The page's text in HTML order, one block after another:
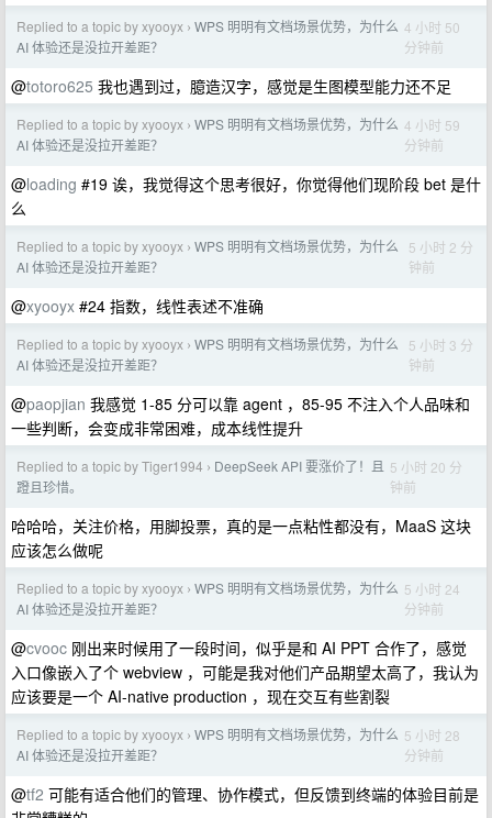
Replied to a topic by xyooyx › WPS 明明有文档场景优势，为什么
AI 体验还是没拉开差距？
4 小时 50
分钟前
@totoro625 我也遇到过，臆造汉字，感觉是生图模型能力还不足
Replied to a topic by xyooyx › WPS 明明有文档场景优势，为什么
AI 体验还是没拉开差距？
4 小时 59
分钟前
@loading #19 诶，我觉得这个思考很好，你觉得他们现阶段 bet 是什
么
Replied to a topic by xyooyx › WPS 明明有文档场景优势，为什么
AI 体验还是没拉开差距？
5 小时 2 分
钟前
@xyooyx #24 指数，线性表述不准确
Replied to a topic by xyooyx › WPS 明明有文档场景优势，为什么
AI 体验还是没拉开差距？
5 小时 3 分
钟前
@paopjian 我感觉 1-85 分可以靠 agent ，85-95 不注入个人品味和
一些判断，会变成非常困难，成本线性提升
Replied to a topic by Tiger1994 › DeepSeek API 要涨价了！且
蹬且珍惜。
5 小时 20 分
钟前
哈哈哈，关注价格，用脚投票，真的是一点粘性都没有，MaaS 这块
应该怎么做呢
Replied to a topic by xyooyx › WPS 明明有文档场景优势，为什么
AI 体验还是没拉开差距？
5 小时 24
分钟前
@cvooc 刚出来时候用了一段时间，似乎是和 AI PPT 合作了，感觉
入口像嵌入了个 webview ，可能是我对他们产品期望太高了，我认为
应该要是一个 AI-native production ，现在交互有些割裂
Replied to a topic by xyooyx › WPS 明明有文档场景优势，为什么
AI 体验还是没拉开差距？
5 小时 28
分钟前
@tf2 可能有适合他们的管理、协作模式，但反馈到终端的体验目前是